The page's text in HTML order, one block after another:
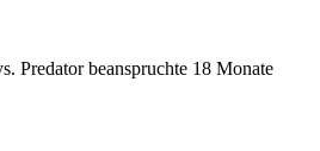
Predator beanspruchte 18 Monate